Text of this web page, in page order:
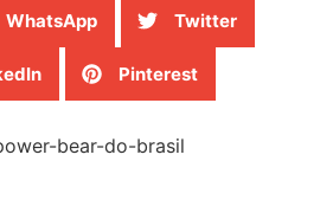
WhatsApp Twitter
Pinterest